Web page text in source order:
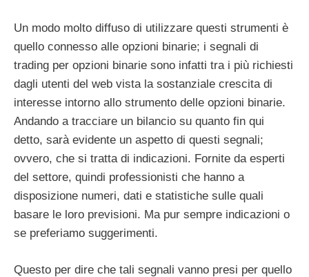
Un modo molto diffuso di utilizzare questi strumenti è
quello connesso alle opzioni binarie; i segnali di
trading per opzioni binarie sono infatti tra i più richiesti
dagli utenti del web vista la sostanziale crescita di
interesse intorno allo strumento delle opzioni binarie.
Andando a tracciare un bilancio su quanto fin qui
detto, sarà evidente un aspetto di questi segnali;
ovvero, che si tratta di indicazioni. Fornite da esperti
del settore, quindi professionisti che hanno a
disposizione numeri, dati e statistiche sulle quali
basare le loro previsioni. Ma pur sempre indicazioni o
se preferiamo suggerimenti.
Questo per dire che tali segnali vanno presi per quello